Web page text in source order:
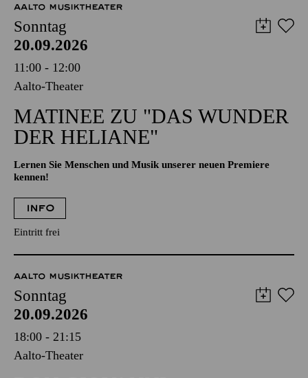
AALTO MUSIKTHEATER
Sonntag
20.09.2026
11:00 - 12:00
Aalto-Theater
MATINEE ZU "DAS WUNDER
DER HELIANE"
Lernen Sie Menschen und Musik unserer neuen Premiere
kennen!
INFO
Eintritt frei
AALTO MUSIKTHEATER
Sonntag
20.09.2026
18:00 - 21:15
Aalto-Theater